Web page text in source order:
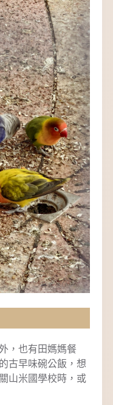
，也有田媽媽餐
古早味碗公飯，想
山米國學校時，或